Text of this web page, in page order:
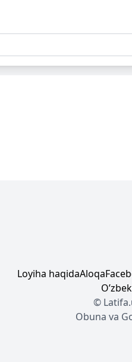
Loyiha haqidaAloqa
©
Obuna va